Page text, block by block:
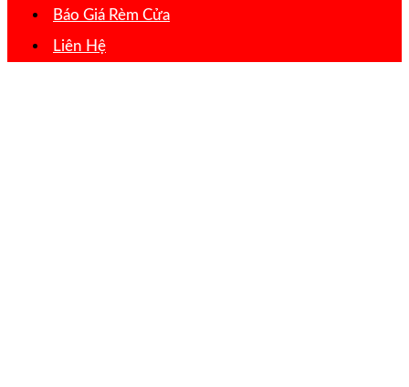
Báo Giá Rèm Cửa
Liên Hệ